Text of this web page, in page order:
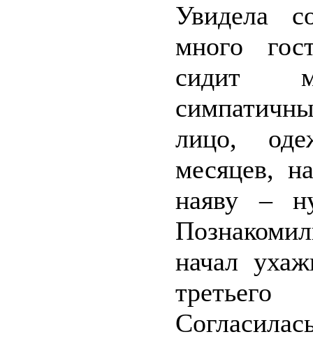
Увидела
много
сидит
лицо,
месяцев,
наяву –
начал